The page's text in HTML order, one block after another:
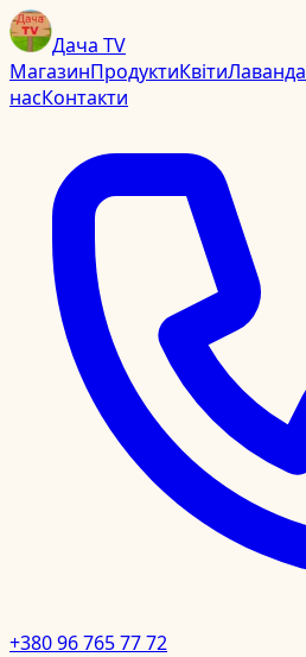
Дача TV
МагазинПродуктиКвітиЛаванда
насКонтакти
+380 96 765 77 72